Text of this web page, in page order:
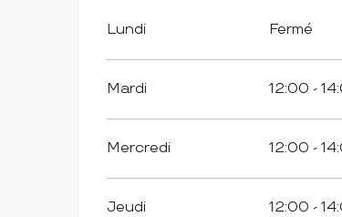
Lundi Fermé
Mardi 12:00 -
Mercredi 12:00 -
Jeudi 12:00 -